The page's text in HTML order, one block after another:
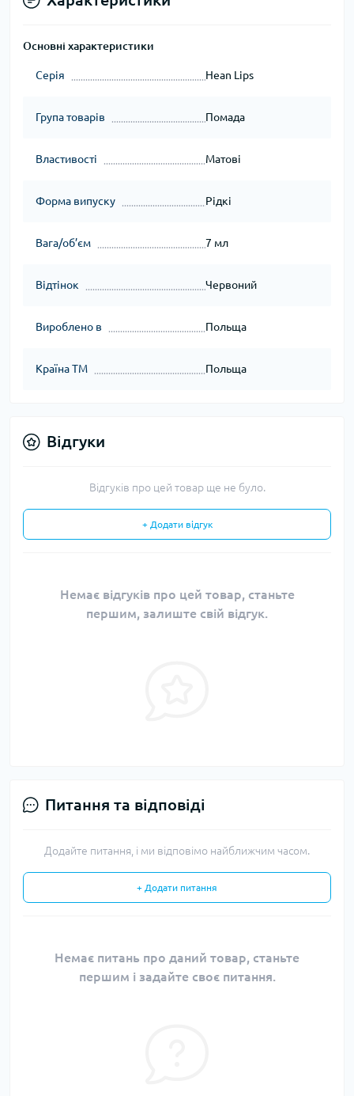
Основні характеристики
Серія Hean Lips
Група товарів Помада
Властивості Матові
Форма випуску Рідкі
Вага/об’єм 7 мл
Відтінок Червоний
Вироблено в Польща
Країна ТМ Польща
Відгуки
Відгуків про цей товар ще не було.
+ Додати відгук
Немає відгуків про цей товар, станьте
першим, залиште свій відгук.
Питання та відповіді
Додайте питання, і ми відповімо найближчим часом.
+ Додати питання
Немає питань про даний товар, станьте
першим і задайте своє питання.